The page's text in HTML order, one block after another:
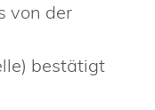
von der
bestätigt